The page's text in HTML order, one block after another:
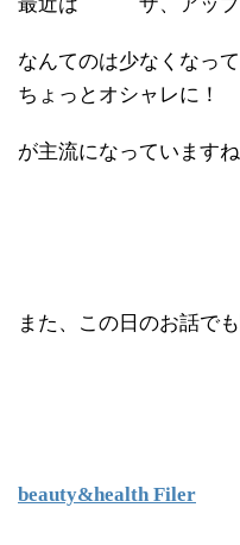
なんてのは少なくなっ
ちょっとオシャレに！
が主流になっていますね
また、この日のお話で
beauty&health Filer